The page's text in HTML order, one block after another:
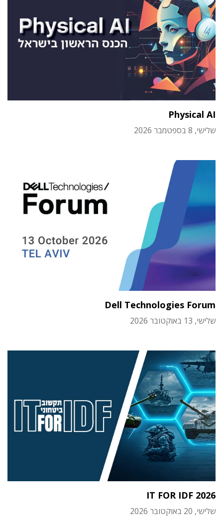
Physical AI
שלישי, 8 בספטמבר 2026
Dell Technologies Forum
שלישי, 13 באוקטובר 2026
IT FOR IDF 2026
שלישי, 20 באוקטובר 2026